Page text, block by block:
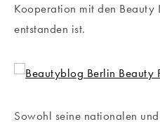
Kooperation mit den Beauty
entstanden ist.
Sowohl seine nationalen